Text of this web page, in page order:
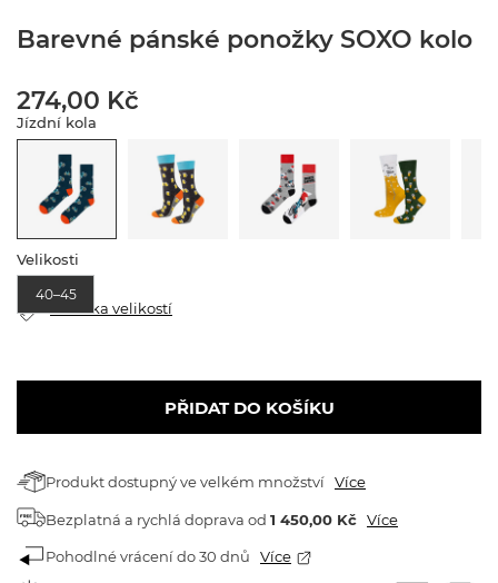
Barevné pánské ponožky SOXO kolo
274,00 Kč
Jízdní kola
Velikosti
40–45
Tabulka velikostí
PŘIDAT DO KOŠÍKU
Produkt dostupný ve velkém množství Více
Bezplatná a rychlá doprava od 1 450,00 Kč Více
Pohodlné vrácení do 30 dnů Více